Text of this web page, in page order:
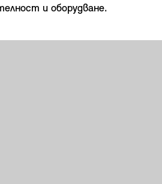
и оборудване.